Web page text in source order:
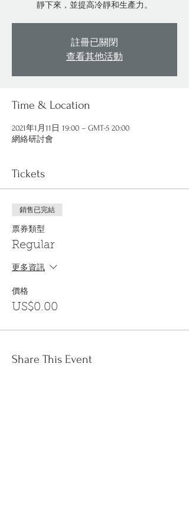
靜下來，並提高冷靜和生產力。
註冊已關閉
查看其他活動
Time & Location
2021年1月11日 19:00 – GMT-5 20:00
網絡研討會
Tickets
銷售已完結
票券類型
Regular
更多資訊
價格
US$0.00
Share This Event